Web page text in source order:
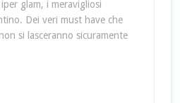
glam, i meravigliosi
Dei veri must have che
si lasceranno sicuramente